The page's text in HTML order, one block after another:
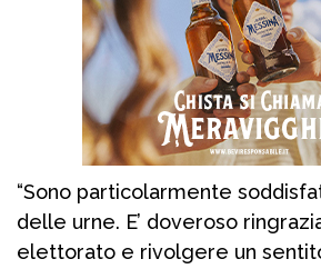
“Sono particolarmente
delle urne. E’ doveroso
elettorato e rivolgere un